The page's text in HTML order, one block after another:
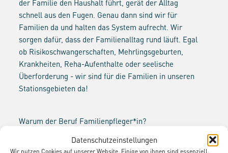
Datenschutzeinstellungen
Wir nutzen Cookies auf unserer Website. Einige von ihnen sind essenziell,
der Familie den Haushalt führt, gerät der Alltag
schnell aus den Fugen. Genau dann sind wir für
Familien da und halten das System aufrecht. Wir
sorgen dafür, dass der Familienalltag rund läuft. Egal
ob Risikoschwangerschaften, Mehrlingsgeburten,
Krankheiten, Reha-Aufenthalte oder seelische
Überforderung - wir sind für die Familien in unseren
Stationsgebieten da!
Warum der Beruf Familienpfleger*in?
mit Menschen zusammenarbeiten möchtest und Freude an